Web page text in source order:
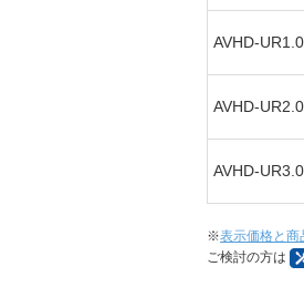
AVHD-
AVHD-
AVHD-UR3.0
※表示価格と商
ご検討の方は